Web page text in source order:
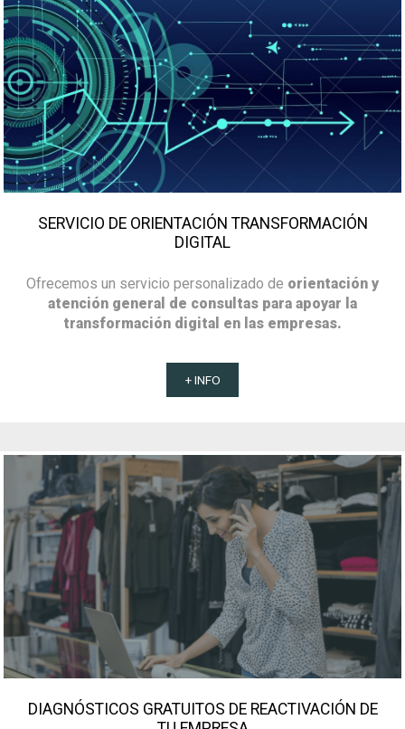
SERVICIO DE ORIENTACIÓN TRANSFORMACIÓN
DIGITAL
Ofrecemos un servicio personalizado de orientación y
atención general de consultas para apoyar la
transformación digital en las empresas.
+ INFO
DIAGNÓSTICOS GRATUITOS DE REACTIVACIÓN DE